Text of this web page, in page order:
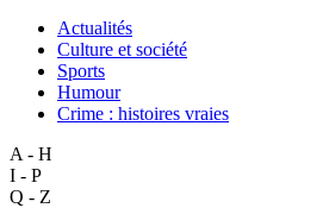
Actualités
Culture et société
Sports
Humour
Crime : histoires vraies
A - H
I - P
Q - Z